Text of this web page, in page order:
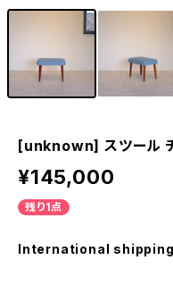
[unknown] スツール チ
¥145,000
残り1点
International